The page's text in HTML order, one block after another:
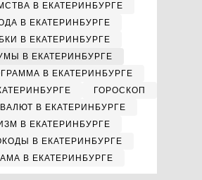
В ЕКАТЕРИНБУРГЕ
В ЕКАТЕРИНБУРГЕ
В ЕКАТЕРИНБУРГЕ
В ЕКАТЕРИНБУРГЕ
В ЕКАТЕРИНБУРГЕ
ГОРОСКОП
В ЕКАТЕРИНБУРГЕ
В ЕКАТЕРИНБУРГЕ
В ЕКАТЕРИНБУРГЕ
В ЕКАТЕРИНБУРГЕ